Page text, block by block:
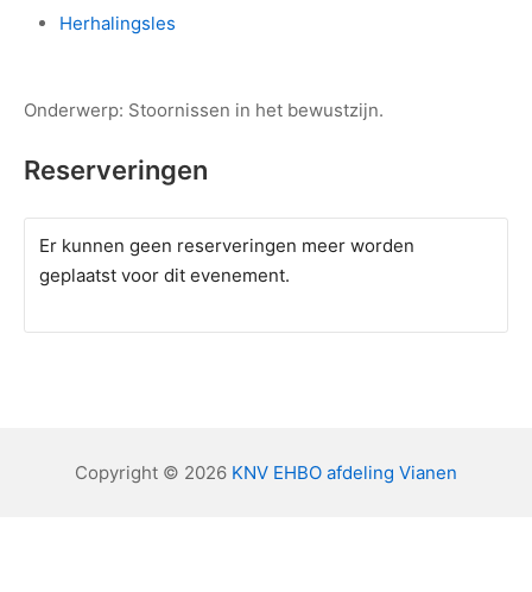
Herhalingsles
Onderwerp: Stoornissen in het bewustzijn.
Reserveringen
Er kunnen geen reserveringen meer worden
geplaatst voor dit evenement.
Copyright © 2026 KNV EHBO afdeling Vianen